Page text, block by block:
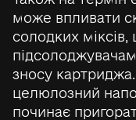
може впливати
солодких
зносу
целюлозний
починає